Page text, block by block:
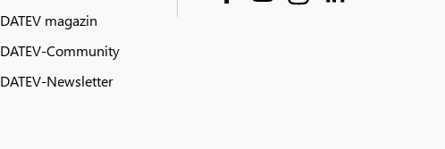
DATEV magazin
DATEV-Community
DATEV-Newsletter